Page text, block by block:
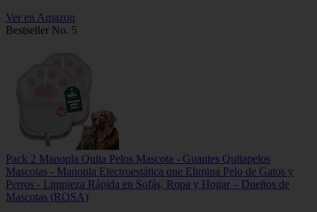
Ver en Amazon
Bestseller No. 5
Pack 2 Manopla Quita Pelos Mascota - Guantes Quitapelos
Mascotas - Manopla Electroestática que Elimina Pelo de Gatos y
Perros - Limpieza Rápida en Sofás, Ropa y Hogar – Dueños de
Mascotas (ROSA)